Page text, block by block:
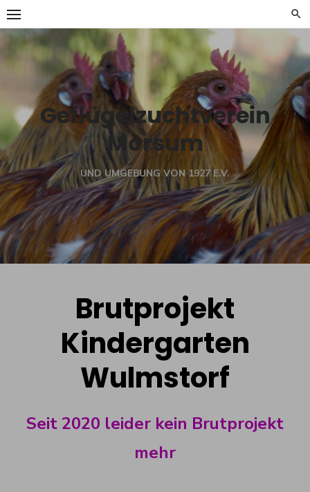
Skip
to
content
Geflügelzuchtverein
Morsum
UND UMGEBUNG VON 1927 E.V.
Brutprojekt
Kindergarten
Wulmstorf
Seit 2020 leider kein Brutprojekt
mehr